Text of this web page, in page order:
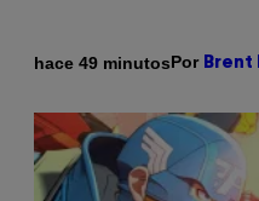
hace 49 minutosPor Brent